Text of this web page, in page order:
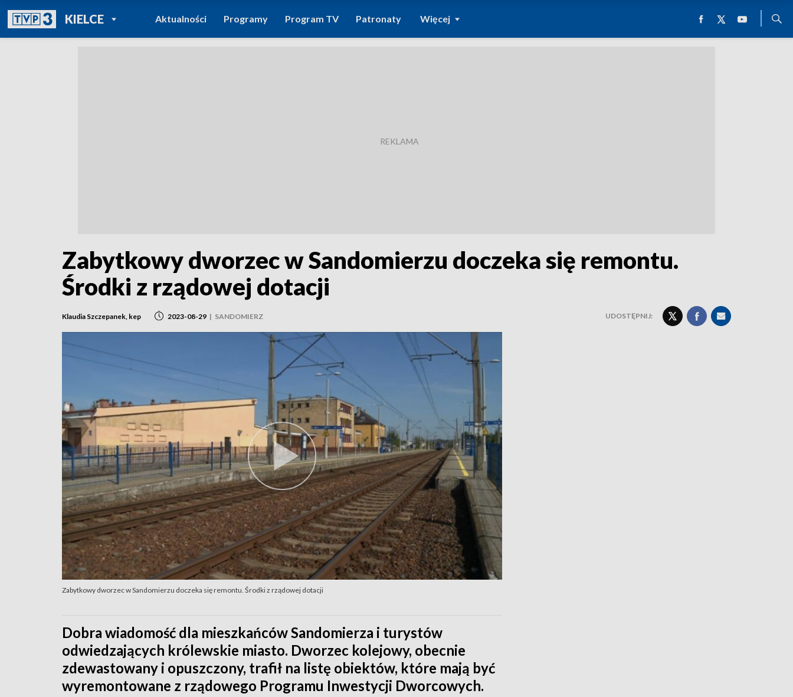
KIELCEPOWRÓT DO
TVP REGIONY
Aktualności Programy Program TV Patronaty Więcej
Zabytkowy dworzec w Sandomierzu doczeka się remontu.
Środki z rządowej dotacji
Klaudia Szczepanek, kep 2023-08-29 | SANDOMIERZ UDOSTĘPNIJ:
Zabytkowy dworzec w Sandomierzu doczeka się remontu. Środki z rządowej dotacji
Dobra wiadomość dla mieszkańców Sandomierza i turystów
odwiedzających królewskie miasto. Dworzec kolejowy, obecnie
zdewastowany i opuszczony, trafił na listę obiektów, które mają być
wyremontowane z rządowego Programu Inwestycji Dworcowych.